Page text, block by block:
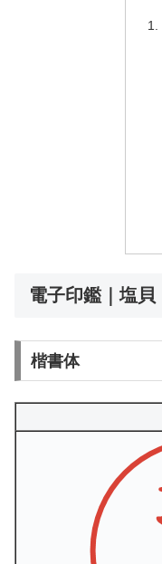
電子印鑑｜塩貝
楷書体